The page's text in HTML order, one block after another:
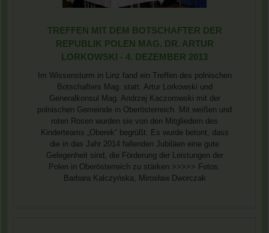
TREFFEN MIT DEM BOTSCHAFTER DER
REPUBLIK POLEN MAG. DR. ARTUR
LORKOWSKI - 4. DEZEMBER 2013
Im Wissensturm in Linz fand ein Treffen des polnischen
Botschafters Mag. statt. Artur Lorkowski und
Generalkonsul Mag. Andrzej Kaczorowski mit der
polnischen Gemeinde in Oberösterreich. Mit weißen und
roten Rosen wurden sie von den Mitgliedern des
Kinderteams „Oberek“ begrüßt. Es wurde betont, dass
die in das Jahr 2014 fallenden Jubiläen eine gute
Gelegenheit sind, die Förderung der Leistungen der
Polen in Oberösterreich zu stärken >>>>> Fotos:
Barbara Kalczyńska, Mirosław Dworczak